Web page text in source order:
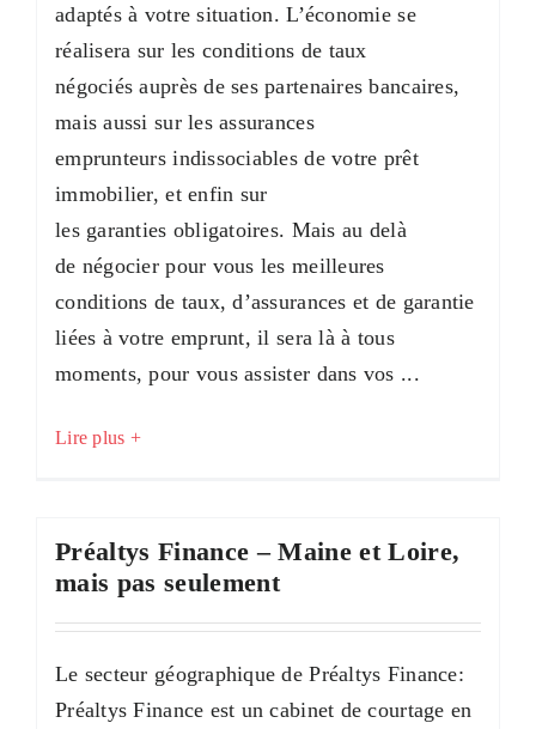
adaptés à votre situation. L’économie se
réalisera sur les conditions de taux
négociés auprès de ses partenaires bancaires,
mais aussi sur les assurances
emprunteurs indissociables de votre prêt
immobilier, et enfin sur
les garanties obligatoires. Mais au delà
de négocier pour vous les meilleures
conditions de taux, d’assurances et de garantie
liées à votre emprunt, il sera là à tous
moments, pour vous assister dans vos ...
Lire plus +
Préaltys Finance – Maine et Loire,
mais pas seulement
Le secteur géographique de Préaltys Finance:
Préaltys Finance est un cabinet de courtage en